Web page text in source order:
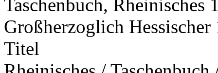
Taschenbuch, Rheinisches
Großherzoglich Hessischer
Titel